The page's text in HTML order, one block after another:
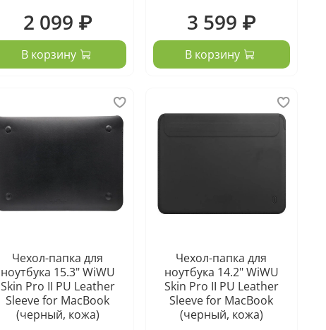
2 099 ₽
В корзину
3 599 ₽
В корзину
Чехол-папка для
ноутбука 15.3" WiWU
Skin Pro II PU Leather
Sleeve for MacBook
(черный, кожа)
Чехол-папка для
ноутбука 14.2" WiWU
Skin Pro II PU Leather
Sleeve for MacBook
(черный, кожа)